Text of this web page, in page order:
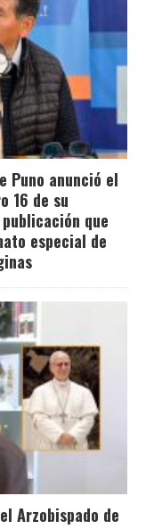
Puno anunció el
16 de su
que
especial de
Arzobispado de